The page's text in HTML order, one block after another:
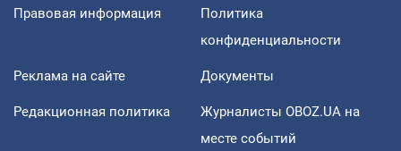
Правовая информация
Политика
конфиденциальности
Реклама на сайте Документы
Редакционная политика
Журналисты OBOZ.UA на
месте событий